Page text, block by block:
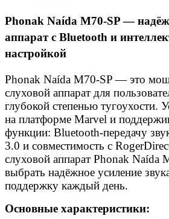
Phonak Naída M70-SP —
аппарат с Bluetooth и
настройкой
Phonak Naída M70-SP — это
слуховой аппарат для
глубокой степенью тугоухости.
на платформе Marvel и
функции: Bluetooth-передачу
3.0 и совместимость с
слуховой аппарат Phonak Naída
выбрать надёжное усиление
поддержку каждый день.
Основные характеристики: